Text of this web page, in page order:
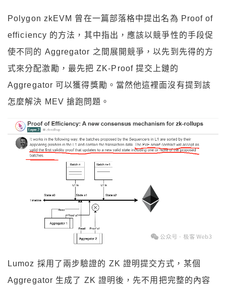
Polygon zkEVM 曾在一篇部落格中提出名為 Proof of
efficiency 的方法，其中指出，應該以競爭性的手段促
使不同的 Aggregator 之間展開競爭，以先到先得的方
式來分配激勵，最先把 ZK-Proof 提交上鏈的
Aggregator 可以獲得獎勵。當然他這裡面沒有提到該
怎麼解決 MEV 搶跑問題。
Lumoz 採用了兩步驗證的 ZK 證明提交方式，某個
Aggregator 生成了 ZK 證明後，先不用把完整的內容